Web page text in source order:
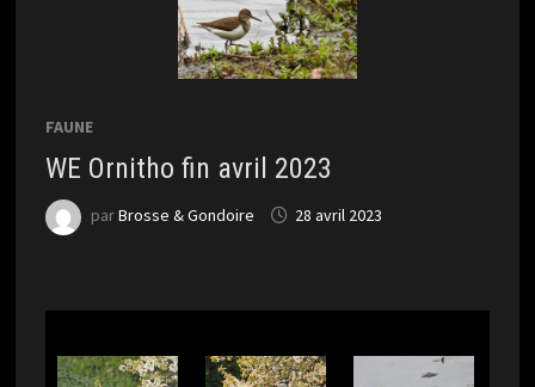
FAUNE
WE Ornitho fin avril 2023
parBrosse & Gondoire 28 avril 2023